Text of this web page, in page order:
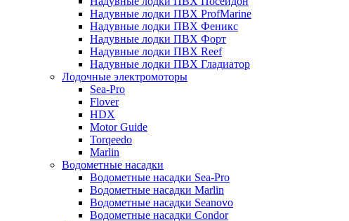
Надувные лодки ПВХ ProfMarine
Надувные лодки ПВХ Феникс
Надувные лодки ПВХ Форт
Надувные лодки ПВХ Reef
Надувные лодки ПВХ Гладиатор
Лодочные электромоторы
Sea-Pro
Flover
HDX
Motor Guide
Torqeedo
Marlin
Водометные насадки
Водометные насадки Sea-Pro
Водометные насадки Marlin
Водометные насадки Seanovo
Водометные насадки Condor